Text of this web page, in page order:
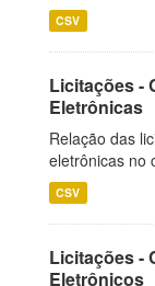
CSV
Licitações -
Eletrônicas
Relação das
eletrônicas no
CSV
Licitações -
Eletrônicos